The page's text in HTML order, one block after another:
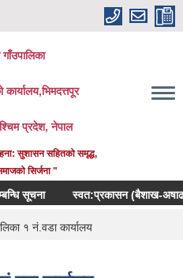
कार्यालय,भिमदत्तपूर
प्रदेश, नेपाल
सुशासन सहितको समृद्ध,
सिर्जना "
स्वत:प्रकासन (बैशाख-अषाढ)
१ नं.वडा कार्यालय